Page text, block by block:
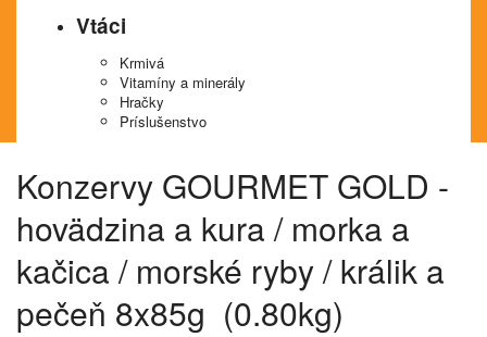
Vtáci
Krmivá
Vitamíny a minerály
Hračky
Príslušenstvo
Konzervy GOURMET GOLD -
hovädzina a kura / morka a
kačica / morské ryby / králik a
pečeň 8x85g (0.80kg)